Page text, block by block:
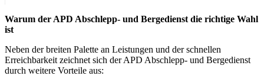
Warum der APD Abschlepp- und Bergedienst die richtige Wahl
ist
Neben der breiten Palette an Leistungen und der schnellen
Erreichbarkeit zeichnet sich der APD Abschlepp- und Bergedienst
durch weitere Vorteile aus: